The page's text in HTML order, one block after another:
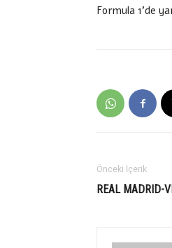
Formula 1’de
Önceki İçerik
REAL MADRID-